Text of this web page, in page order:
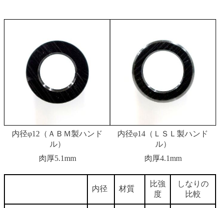
内径φ12（ＡＢＭ製ハンド
ル）
内径φ14（ＬＳＬ製ハンド
ル）
肉厚5.1mm
肉厚4.1mm
内径 材質
比強
度
しなりの
比較